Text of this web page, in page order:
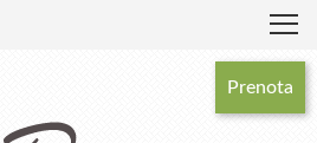
Prenota